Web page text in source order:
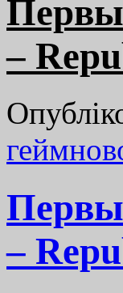
–
–